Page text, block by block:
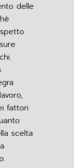
delle
fattori
scelta